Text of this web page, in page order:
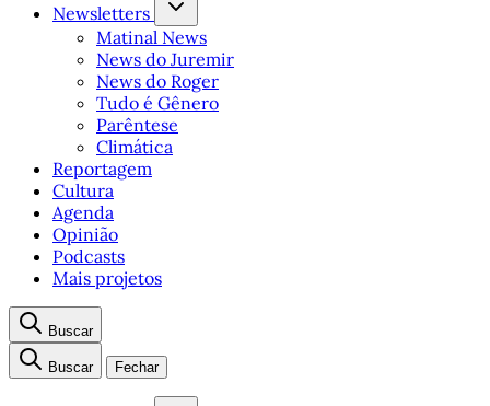
Newsletters
Matinal News
News do Juremir
News do Roger
Tudo é Gênero
Parêntese
Climática
Reportagem
Cultura
Agenda
Opinião
Podcasts
Mais projetos
Buscar
Buscar Fechar